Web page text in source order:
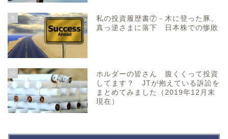
9
私の投資履歴書⑦－木に登った豚、
真っ逆さまに落下 日本株での惨敗
10
ホルダーの皆さん 腹くくって投資
してます？ JTが抱えている訴訟を
まとめてみました（2019年12月末
現在）